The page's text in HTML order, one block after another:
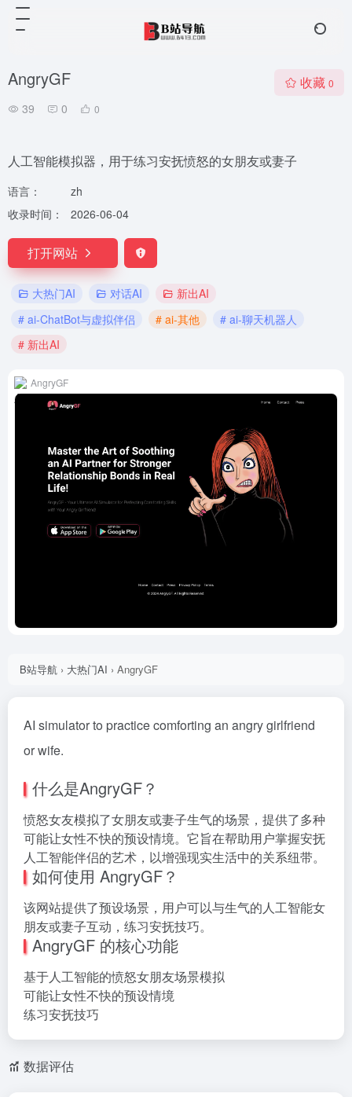
AngryGF
39 0 0
收藏 0
人工智能模拟器，用于练习安抚愤怒的女朋友或妻子
语言：
zh
收录时间：
2026-06-04
打开网站
大热门AI 对话AI
新出AI
# ai-ChatBot与虚拟伴侣
# ai-其他
# ai-聊天机器人
# 新出AI
AngryGF
B站导航 › 大热门AI › AngryGF
AI simulator to practice comforting an angry girlfriend
or wife.
什么是AngryGF？
愤怒女友模拟了女朋友或妻子生气的场景，提供了多种
可能让女性不快的预设情境。它旨在帮助用户掌握安抚
人工智能伴侣的艺术，以增强现实生活中的关系纽带。
如何使用 AngryGF？
该网站提供了预设场景，用户可以与生气的人工智能女
朋友或妻子互动，练习安抚技巧。
AngryGF 的核心功能
基于人工智能的愤怒女朋友场景模拟
可能让女性不快的预设情境
练习安抚技巧
数据评估